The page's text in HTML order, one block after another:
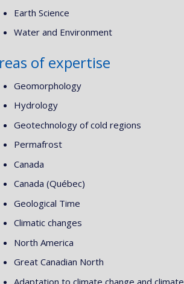
Earth Science
Water and Environment
of expertise
Geomorphology
Hydrology
Geotechnology of cold regions
Permafrost
Canada
Canada (Québec)
Geological Time
Climatic changes
North America
Great Canadian North
Adaptation to climate change and climate